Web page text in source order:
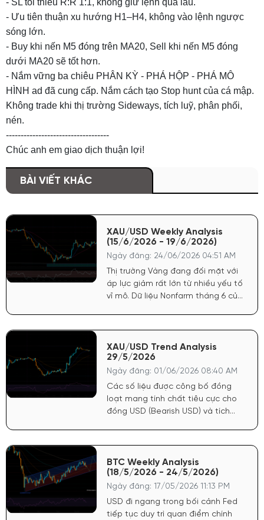
- SL tối thiểu R:R 1:1, không giữ lệnh quá lâu.
- Ưu tiên thuận xu hướng H1–H4, không vào lệnh ngược
sóng lớn.
- Buy khi nến M5 đóng trên MA20, Sell khi nến M5 đóng
dưới MA20 sẽ tốt hơn.
- Nắm vững ba chiêu PHÂN KỲ - PHÁ HỘP - PHÁ MÔ
HÌNH ad đã cung cấp. Nắm cách tạo Stop hunt của cá mập.
Không trade khi thị trường Sideways, tích luỹ, phân phối,
nén.
-----------------------------------
Chúc anh em giao dịch thuận lợi!
BÀI VIẾT KHÁC
XAU/USD Weekly Analysis
(15/6/2026 - 19/6/2026)
Ngày đăng: 24/06/2026 04:51 AM
Thị trường Vàng đang đối mặt với
áp lực giảm rất lớn từ nhiều yếu tố
vĩ mô. Dữ liệu Nonfarm tháng 6 của
chắc để trì hoãn lộ trình nới lỏng
tiền tệ, trực tiếp tước đi động lực
tăng giá mạnh nhất của vàng.
XAU/USD Trend Analysis
29/5/2026
Ngày đăng: 01/06/2026 08:40 AM
Các số liệu được công bố đồng
loạt mang tính chất tiêu cực cho
đồng USD (Bearish USD) và tích
0.2% (thấp hơn dự báo 0.3%). Chỉ
số giá GDP sơ bộ cũng giảm còn
3.5% (dự báo 3.6%).
BTC Weekly Analysis
(18/5/2026 - 24/5/2026)
Ngày đăng: 17/05/2026 11:13 PM
USD đi ngang trong bối cảnh Fed
tiếp tục duy trì quan điểm chính